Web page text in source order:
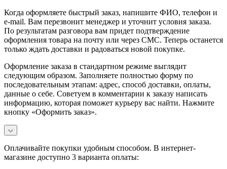
Когда оформляете быстрый заказ, напишите ФИО, телефон и
e-mail. Вам перезвонит менеджер и уточнит условия заказа.
По результатам разговора вам придет подтверждение
оформления товара на почту или через СМС. Теперь останется
только ждать доставки и радоваться новой покупке.
Оформление заказа в стандартном режиме выглядит
следующим образом. Заполняете полностью форму по
последовательным этапам: адрес, способ доставки, оплаты,
данные о себе. Советуем в комментарии к заказу написать
информацию, которая поможет курьеру вас найти. Нажмите
кнопку «Оформить заказ».
Оплачивайте покупки удобным способом. В интернет-
магазине доступно 3 варианта оплаты: